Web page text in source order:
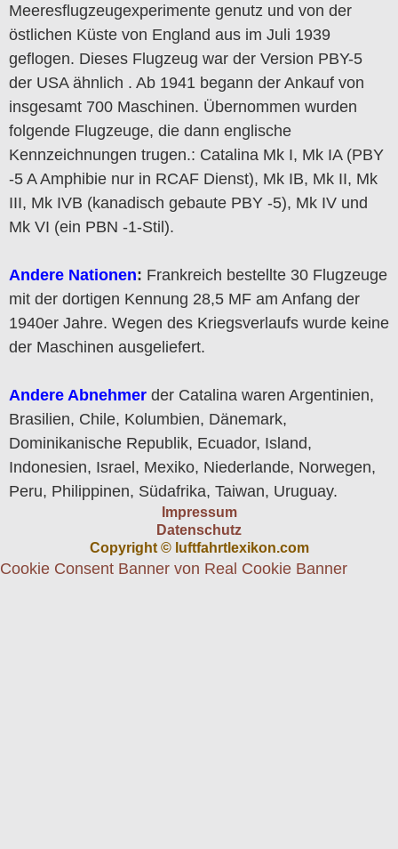
Meeresflugzeugexperimente genutz und von der
östlichen Küste von England aus im Juli 1939
geflogen. Dieses Flugzeug war der Version PBY-5
der USA ähnlich . Ab 1941 begann der Ankauf von
insgesamt 700 Maschinen. Übernommen wurden
folgende Flugzeuge, die dann englische
Kennzeichnungen trugen.: Catalina Mk I, Mk IA (PBY
-5 A Amphibie nur in RCAF Dienst), Mk IB, Mk II, Mk
III, Mk IVB (kanadisch gebaute PBY -5), Mk IV und
Mk VI (ein PBN -1-Stil).
Andere Nationen: Frankreich bestellte 30 Flugzeuge
mit der dortigen Kennung 28,5 MF am Anfang der
1940er Jahre. Wegen des Kriegsverlaufs wurde keine
der Maschinen ausgeliefert.
Andere Abnehmer der Catalina waren Argentinien,
Brasilien, Chile, Kolumbien, Dänemark,
Dominikanische Republik, Ecuador, Island,
Indonesien, Israel, Mexiko, Niederlande, Norwegen,
Peru, Philippinen, Südafrika, Taiwan, Uruguay.
Impressum
Datenschutz
Copyright © luftfahrtlexikon.com
Cookie Consent Banner von Real Cookie Banner